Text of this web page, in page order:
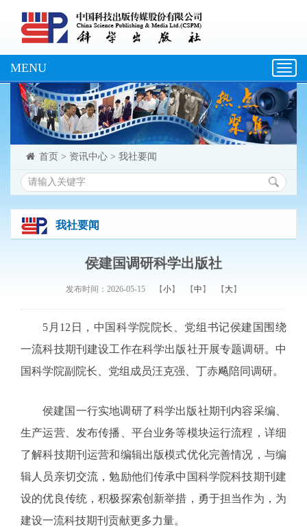
MENU
首页 > 资讯中心 > 我社要闻
我社要闻
侯建国调研科学出版社
发布时间：2026-05-15 【小】 【中】 【大】
5月12日，中国科学院院长、党组书记侯建国围绕
一流科技期刊建设工作在科学出版社开展专题调研。中
国科学院副院长、党组成员汪克强、丁赤飚陪同调研。
侯建国一行实地调研了科学出版社期刊内容采编、
生产运营、发布传播、平台业务等模块运行流程，详细
了解科技期刊运营和编辑出版模式优化完善情况，与编
辑人员亲切交流，勉励他们传承中国科学院科技期刊建
设的优良传统，积极探索创新举措，勇于担当作为，为
建设一流科技期刊贡献更多力量。